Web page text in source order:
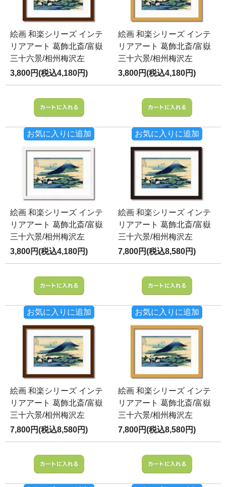
絵画 和楽シリーズ インテ
リアアート 葛飾北斎/富嶽
三十六景/相州梅沢左
3,800円(税込4,180円)
お気に入りに追加
絵画 和楽シリーズ インテ
リアアート 葛飾北斎/富嶽
三十六景/相州梅沢左
3,800円(税込4,180円)
お気に入りに追加
絵画 和楽シリーズ インテ
リアアート 葛飾北斎/富嶽
三十六景/相州梅沢左
3,800円(税込4,180円)
お気に入りに追加
絵画 和楽シリーズ インテ
リアアート 葛飾北斎/富嶽
三十六景/相州梅沢左
7,800円(税込8,580円)
お気に入りに追加
絵画 和楽シリーズ インテ
リアアート 葛飾北斎/富嶽
三十六景/相州梅沢左
7,800円(税込8,580円)
絵画 和楽シリーズ インテ
リアアート 葛飾北斎/富嶽
三十六景/相州梅沢左
7,800円(税込8,580円)